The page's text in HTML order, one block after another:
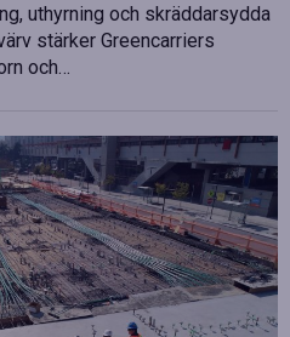
uthyrning och skräddarsydda
stärker Greencarriers
och…